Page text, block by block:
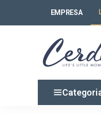
EMPRESA